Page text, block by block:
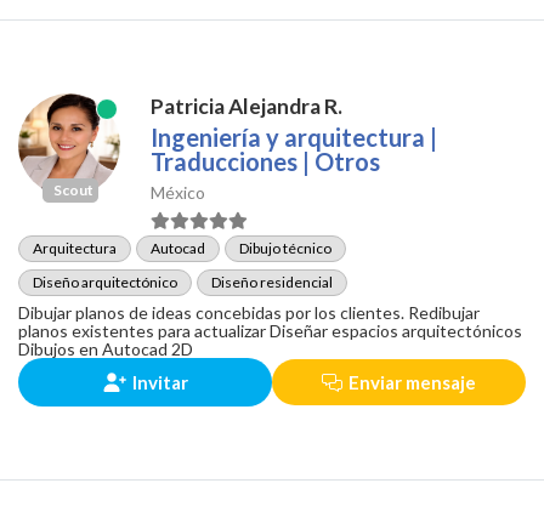
Scout
Patricia Alejandra R.
Ingeniería y arquitectura |
Traducciones | Otros
México
Arquitectura Autocad
Dibujo técnico
Diseño arquitectónico
Diseño residencial
Dibujar planos de ideas concebidas por los clientes. Redibujar
planos existentes para actualizar Diseñar espacios arquitectónicos
Dibujos en Autocad 2D
Invitar Enviar mensaje